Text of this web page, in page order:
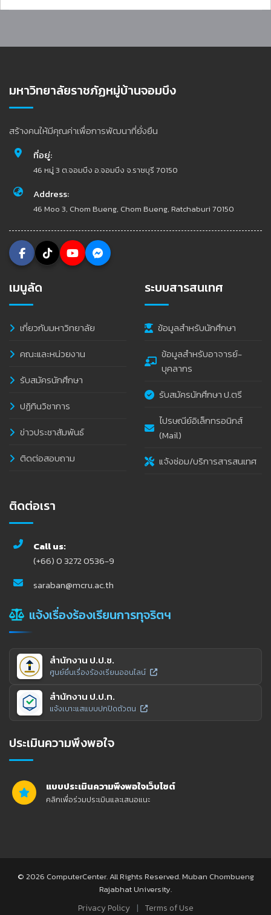
มหาวิทยาลัยราชภัฏหมู่บ้านจอมบึง
สร้างคนให้มีคุณค่าเพื่อการพัฒนาที่ยั่งยืน
ที่อยู่:
46 หมู่ 3 ต.จอมบึง อ.จอมบึง จ.ราชบุรี 70150
Address:
46 Moo 3, Chom Bueng, Chom Bueng, Ratchaburi 70150
เมนูลัด
เกี่ยวกับมหาวิทยาลัย
คณะและหน่วยงาน
รับสมัครนักศึกษา
ปฏิทินวิชาการ
ข่าวประชาสัมพันธ์
ติดต่อสอบถาม
ระบบสารสนเทศ
ข้อมูลสำหรับนักศึกษา
ข้อมูลสำหรับอาจารย์-
บุคลากร
รับสมัครนักศึกษา ป.ตรี
ไปรษณีย์อิเล็กทรอนิกส์
(Mail)
แจ้งซ่อม/บริการสารสนเทศ
ติดต่อเรา
Call us:
(+66) 0 3272 0536-9
saraban@mcru.ac.th
แจ้งเรื่องร้องเรียนการทุจริตฯ
สำนักงาน ป.ป.ช.
ศูนย์ยื่นเรื่องร้องเรียนออนไลน์
สำนักงาน ป.ป.ท.
แจ้งเบาะแสแบบปกปิดตัวตน
ประเมินความพึงพอใจ
แบบประเมินความพึงพอใจเว็บไซต์
คลิกเพื่อร่วมประเมินและเสนอแนะ
© 2026 ComputerCenter. All Rights Reserved. Muban Chombueng
Rajabhat University.
Privacy Policy | Terms of Use